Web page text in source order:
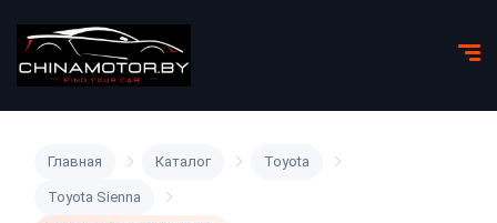
Главная Каталог Toyota
Toyota Sienna